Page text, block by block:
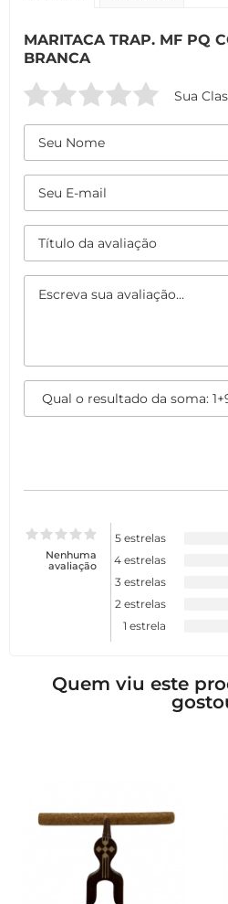
MARITACA TRAP. MF PQ
BRANCA
Sua
Nenhuma
avaliação
5 estrelas
4 estrelas
3 estrelas
2 estrelas
1 estrela
Quem viu este